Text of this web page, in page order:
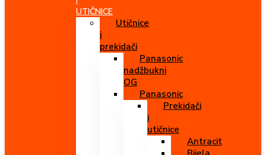
UTIČNICE
Utičnice
i
prekidači
Panasonic
nadžbukni
OG
Panasonic
Prekidači
i
utičnice
Antracit